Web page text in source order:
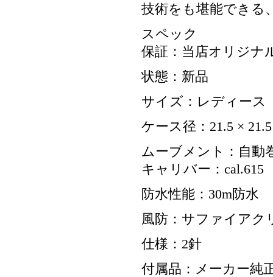
技術をも堪能できる
スペック
保証：当店オリジナ
状態：新品
サイズ：レディース
ケース径：21.5 ×
ムーブメント：自動
キャリバー：cal.615
防水性能：30m防水
風防：サファイアク
仕様：2針
付属品：メーカー純